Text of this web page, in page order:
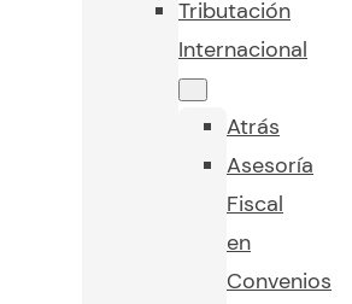
Tributación
Internacional
Atrás
Asesoría
Fiscal
en
Convenios